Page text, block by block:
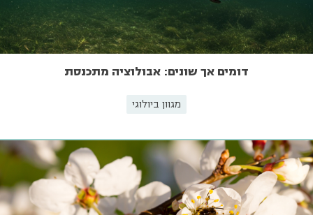
דומים אך שונים: אבולוציה מתכנסת
מגוון ביולוגי